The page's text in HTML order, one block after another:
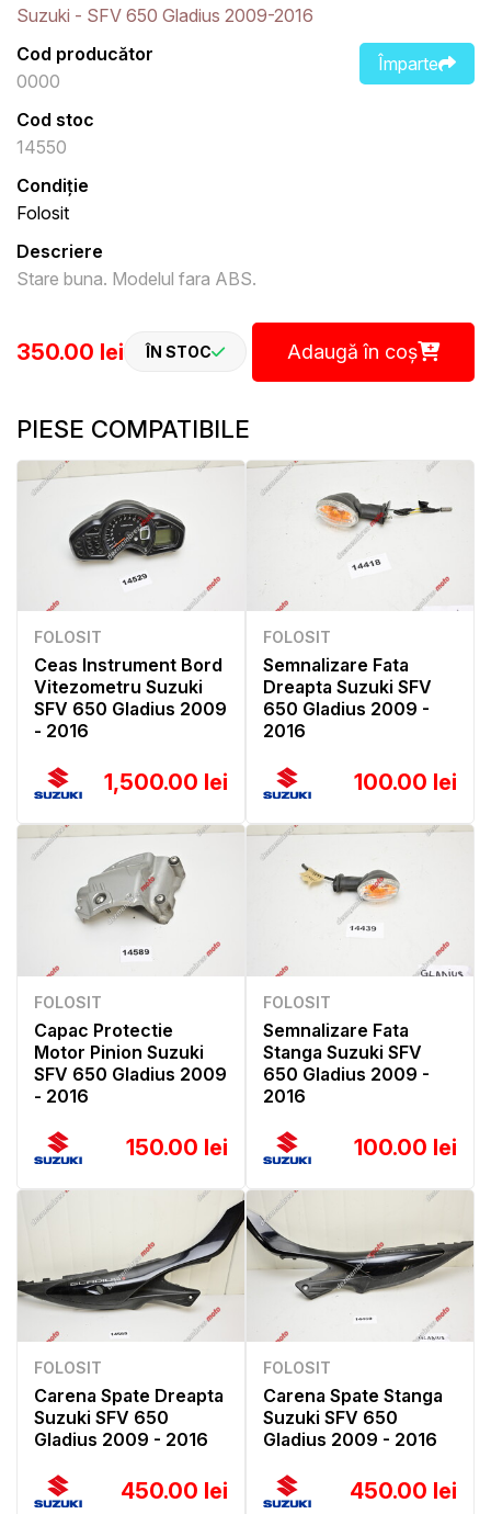
Suzuki - SFV 650 Gladius 2009-2016
Împarte
Cod producător
0000
Cod stoc
14550
Condiție
Folosit
Descriere
Stare buna. Modelul fara ABS.
350.00 lei ÎN STOC Adaugă în coș
PIESE COMPATIBILE
FOLOSIT
Ceas Instrument Bord
Vitezometru Suzuki
SFV 650 Gladius 2009
- 2016
1,500.00 lei
FOLOSIT
Semnalizare Fata
Dreapta Suzuki SFV
650 Gladius 2009 -
2016
100.00 lei
FOLOSIT
Capac Protectie
Motor Pinion Suzuki
SFV 650 Gladius 2009
- 2016
150.00 lei
FOLOSIT
Semnalizare Fata
Stanga Suzuki SFV
650 Gladius 2009 -
2016
100.00 lei
FOLOSIT
Carena Spate Dreapta
Suzuki SFV 650
Gladius 2009 - 2016
450.00 lei
FOLOSIT
Carena Spate Stanga
Suzuki SFV 650
Gladius 2009 - 2016
450.00 lei